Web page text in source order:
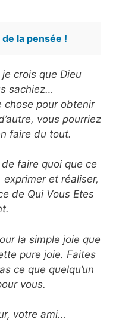
la pensée !
crois que Dieu
sachiez…
chose pour obtenir
vous pourriez
faire du tout.
de faire quoi que ce
et réaliser,
de Qui Vous Etes
la simple joie que
pure joie. Faites
ce que quelqu’un
vous.
votre ami…